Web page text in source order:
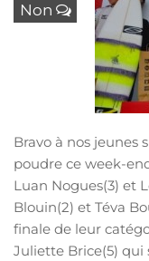
Non
Bravo à nos jeunes
poudre ce week-
Luan Nogues(3) et
Blouin(2) et Téva
finale de leur
Juliette Brice(5) qui